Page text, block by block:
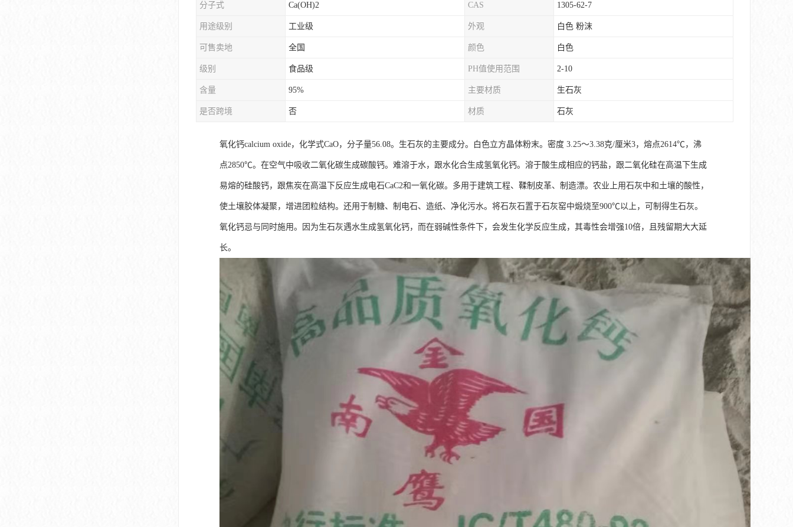
分子式 Ca(OH)2 CAS 1305-62-7
用途级别 工业级 外观 白色 粉沫
可售卖地 全国 颜色 白色
级别 食品级 PH值使用范围 2-10
含量 95% 主要材质 生石灰
是否跨境 否 材质 石灰
氧化钙calcium oxide，化学式CaO，分子量56.08。生石灰的主要成分。白色立方晶体粉末。密度 3.25～3.38克/厘米3，熔点2614℃，沸
点2850℃。在空气中吸收二氧化碳生成碳酸钙。难溶于水，跟水化合生成氢氧化钙。溶于酸生成相应的钙盐，跟二氧化硅在高温下生成
易熔的硅酸钙，跟焦炭在高温下反应生成电石CaC2和一氧化碳。多用于建筑工程、鞣制皮革、制造漂。农业上用石灰中和土壤的酸性，
使土壤胶体凝聚，增进团粒结构。还用于制糖、制电石、造纸、净化污水。将石灰石置于石灰窑中煅烧至900℃以上，可制得生石灰。
氧化钙忌与同时施用。因为生石灰遇水生成氢氧化钙，而在弱碱性条件下，会发生化学反应生成，其毒性会增强10倍，且残留期大大延
长。